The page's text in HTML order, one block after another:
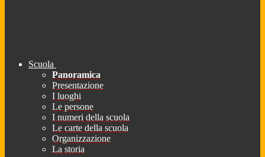
Scuola
Panoramica
Presentazione
I luoghi
Le persone
I numeri della scuola
Le carte della scuola
Organizzazione
La storia